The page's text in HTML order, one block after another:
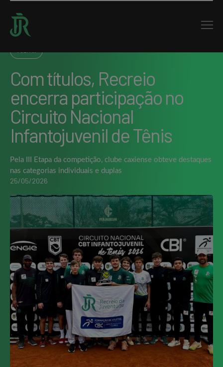
Home : Noticias : Com títulos, Recreio encerra participação no Circuito Nacional
Infantojuvenil de…
Com títulos, Recreio
encerra participação no
Circuito Nacional
Infantojuvenil de Tênis
Pela III Etapa da competição, clube caxiense obteve destaques
nas categorias individuais e duplas
25/05/2026